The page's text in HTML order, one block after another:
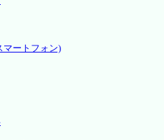
マートフォン)